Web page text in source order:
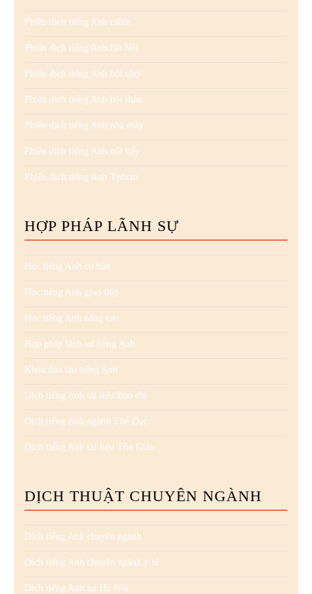
Phiên dịch tiếng Anh cabin
Phiên dịch tiếng Anh Hà Nội
Phiên dịch tiếng Anh hội chợ
Phiên dịch tiếng Anh hội thảo
Phiên dịch tiếng Anh nhà máy
Phiên dịch tiếng Anh nối tiếp
Phiên dịch tiếng Anh Tphcm
HỢP PHÁP LÃNH SỰ
Học tiếng Anh cơ bản
Học tiếng Anh giao tiếp
Học tiếng Anh nâng cao
Hợp pháp lãnh sự tiếng Anh
Khóa đào tạo tiếng Anh
Dịch tiếng Anh tài liệu Báo chí
Dịch tiếng Anh ngành Thể Dục
Dịch tiếng Anh tài liệu Tôn Giáo
DỊCH THUẬT CHUYÊN NGÀNH
Dịch tiếng Anh chuyên ngành
Dịch tiếng Anh chuyên ngành y tế
Dịch tiếng Anh tại Hà Nội